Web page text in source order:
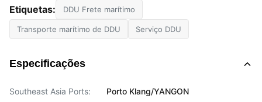
Etiquetas: DDU Frete marítimo
Transporte marítimo de DDU Serviço DDU
Especificações
Southeast Asia Ports: Porto Klang/YANGON